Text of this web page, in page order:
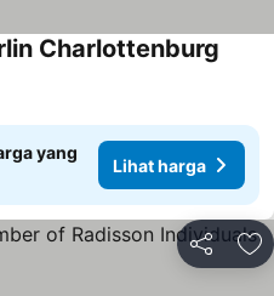
Charlottenburg
yang
Lihat harga
Bagikan